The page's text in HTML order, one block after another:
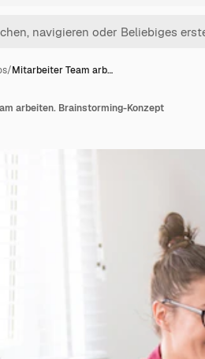
/Mitarbeiter Team arb…
arbeiten. Brainstorming-Konzept